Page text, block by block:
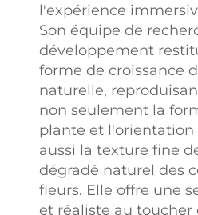
Système avancé
de contrôle
qualité
Nous avons mis
l'expérience
Son équipe de
développement
forme de croissance
naturelle,
non seulement la
plante et l'orientation
aussi la texture fine
dégradé naturel des
fleurs. Elle offre une
et réaliste au